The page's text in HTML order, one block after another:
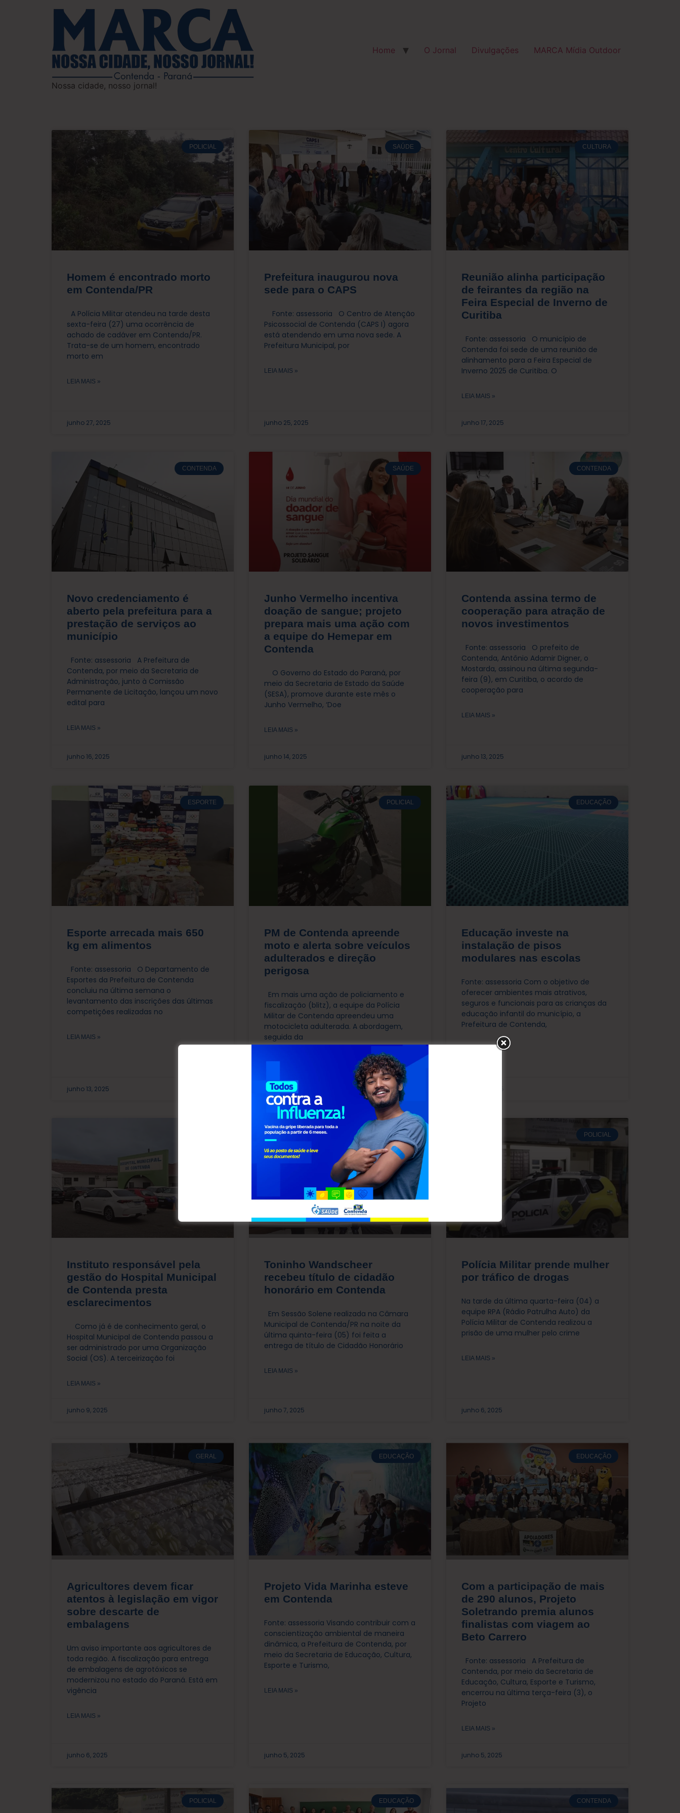
Nossa cidade, nosso jornal!
Home O Jornal Divulgações MARCA Mídia Outdoor
POLICIAL
Homem é encontrado morto
em Contenda/PR
A Polícia Militar atendeu na tarde desta
sexta-feira (27) uma ocorrência de
achado de cadáver em Contenda/PR.
Trata-se de um homem, encontrado
morto em
LEIA MAIS »
junho 27, 2025
SAÚDE
Prefeitura inaugurou nova
sede para o CAPS
Fonte: assessoria O Centro de Atenção
Psicossocial de Contenda (CAPS I) agora
está atendendo em uma nova sede. A
Prefeitura Municipal, por
LEIA MAIS »
junho 25, 2025
CULTURA
Reunião alinha participação
de feirantes da região na
Feira Especial de Inverno de
Curitiba
Fonte: assessoria O município de
Contenda foi sede de uma reunião de
alinhamento para a Feira Especial de
Inverno 2025 de Curitiba. O
LEIA MAIS »
junho 17, 2025
CONTENDA
Novo credenciamento é
aberto pela prefeitura para a
prestação de serviços ao
município
Fonte: assessoria A Prefeitura de
Contenda, por meio da Secretaria de
Administração, junto à Comissão
Permanente de Licitação, lançou um novo
edital para
LEIA MAIS »
junho 16, 2025
SAÚDE
Junho Vermelho incentiva
doação de sangue; projeto
prepara mais uma ação com
a equipe do Hemepar em
Contenda
O Governo do Estado do Paraná, por
meio da Secretaria de Estado da Saúde
(SESA), promove durante este mês o
Junho Vermelho, ‘Doe
LEIA MAIS »
junho 14, 2025
CONTENDA
Contenda assina termo de
cooperação para atração de
novos investimentos
Fonte: assessoria O prefeito de
Contenda, Antônio Adamir Digner, o
Mostarda, assinou na última segunda-
feira (9), em Curitiba, o acordo de
cooperação para
LEIA MAIS »
junho 13, 2025
ESPORTE
Esporte arrecada mais 650
kg em alimentos
Fonte: assessoria O Departamento de
Esportes da Prefeitura de Contenda
concluiu na última semana o
levantamento das inscrições das últimas
competições realizadas no
LEIA MAIS »
junho 13, 2025
POLICIAL
PM de Contenda apreende
moto e alerta sobre veículos
adulterados e direção
perigosa
Em mais uma ação de policiamento e
fiscalização (blitz), a equipe da Polícia
Militar de Contenda apreendeu uma
motocicleta adulterada. A abordagem,
seguida da
LEIA MAIS »
junho 13, 2025
EDUCAÇÃO
Educação investe na
instalação de pisos
modulares nas escolas
Fonte: assessoria Com o objetivo de
oferecer ambientes mais atrativos,
seguros e funcionais para as crianças da
educação infantil do município, a
Prefeitura de Contenda,
Instituto responsável pela
gestão do Hospital Municipal
de Contenda presta
esclarecimentos
Como já é de conhecimento geral, o
Hospital Municipal de Contenda passou a
ser administrado por uma Organização
Social (OS). A terceirização foi
LEIA MAIS »
junho 9, 2025
POLÍTICA
Toninho Wandscheer
recebeu título de cidadão
honorário em Contenda
Em Sessão Solene realizada na Câmara
Municipal de Contenda/PR na noite da
última quinta-feira (05) foi feita a
entrega de título de Cidadão Honorário
LEIA MAIS »
junho 7, 2025
POLICIAL
Polícia Militar prende mulher
por tráfico de drogas
Na tarde da última quarta-feira (04) a
equipe RPA (Rádio Patrulha Auto) da
Polícia Militar de Contenda realizou a
prisão de uma mulher pelo crime
LEIA MAIS »
junho 6, 2025
GERAL
Agricultores devem ficar
atentos à legislação em vigor
sobre descarte de
embalagens
Um aviso importante aos agricultores de
toda região. A fiscalização para entrega
de embalagens de agrotóxicos se
modernizou no estado do Paraná. Está em
vigência
LEIA MAIS »
junho 6, 2025
EDUCAÇÃO
Projeto Vida Marinha esteve
em Contenda
Fonte: assessoria Visando contribuir com a
conscientização ambiental de maneira
dinâmica, a Prefeitura de Contenda, por
meio da Secretaria de Educação, Cultura,
Esporte e Turismo,
LEIA MAIS »
junho 5, 2025
EDUCAÇÃO
Com a participação de mais
de 290 alunos, Projeto
Soletrando premia alunos
finalistas com viagem ao
Beto Carrero
Fonte: assessoria A Prefeitura de
Contenda, por meio da Secretaria de
Educação, Cultura, Esporte e Turismo,
encerrou na última terça-feira (3), o
Projeto
LEIA MAIS »
junho 5, 2025
POLICIAL EDUCAÇÃO CONTENDA